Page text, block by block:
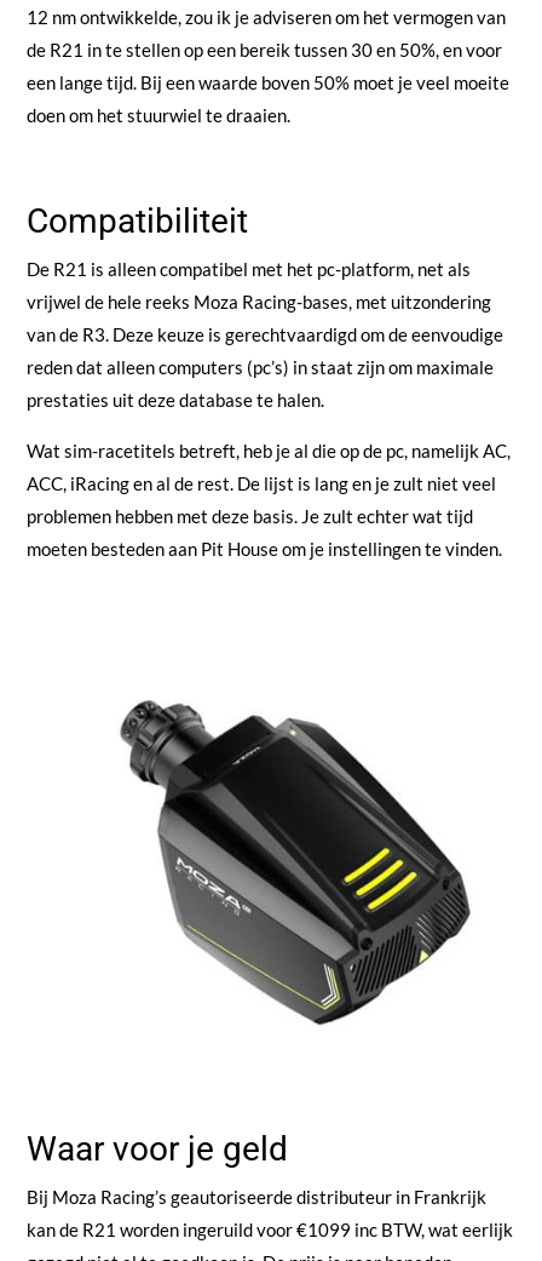
12 nm ontwikkelde, zou ik je adviseren om het vermogen van
de R21 in te stellen op een bereik tussen 30 en 50%, en voor
een lange tijd. Bij een waarde boven 50% moet je veel moeite
doen om het stuurwiel te draaien.
Compatibiliteit
De R21 is alleen compatibel met het pc-platform, net als
vrijwel de hele reeks Moza Racing-bases, met uitzondering
van de R3. Deze keuze is gerechtvaardigd om de eenvoudige
reden dat alleen computers (pc’s) in staat zijn om maximale
prestaties uit deze database te halen.
Wat sim-racetitels betreft, heb je al die op de pc, namelijk AC,
ACC, iRacing en al de rest. De lijst is lang en je zult niet veel
problemen hebben met deze basis. Je zult echter wat tijd
moeten besteden aan Pit House om je instellingen te vinden.
Waar voor je geld
Bij Moza Racing’s geautoriseerde distributeur in Frankrijk
kan de R21 worden ingeruild voor €1099 inc BTW, wat eerlijk